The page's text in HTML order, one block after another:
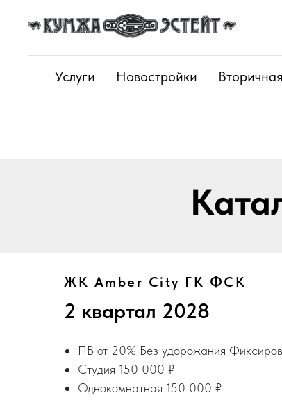
Услуги Новостройки
ЖК Amber City ГК ФСК
2 квартал 2028
ПВ от 20% Без удорожания
Студия 150 000 ₽
Однокомнатная 150 000 ₽